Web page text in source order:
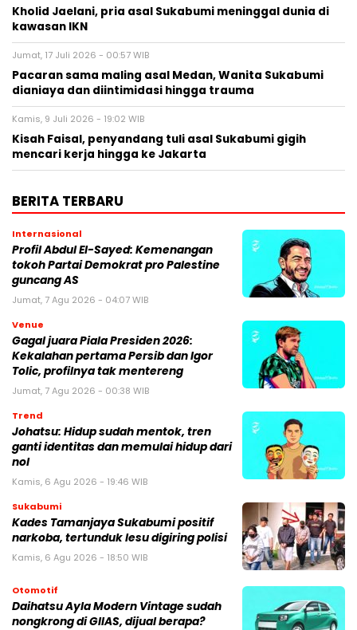
Kholid Jaelani, pria asal Sukabumi meninggal dunia di
kawasan IKN
Jumat, 17 Juli 2026 - 00:57 WIB
Pacaran sama maling asal Medan, Wanita Sukabumi
dianiaya dan diintimidasi hingga trauma
Kamis, 9 Juli 2026 - 19:02 WIB
Kisah Faisal, penyandang tuli asal Sukabumi gigih
mencari kerja hingga ke Jakarta
BERITA TERBARU
Internasional
Profil Abdul El-Sayed: Kemenangan
tokoh Partai Demokrat pro Palestine
guncang AS
Jumat, 7 Agu 2026 - 04:07 WIB
Venue
Gagal juara Piala Presiden 2026:
Kekalahan pertama Persib dan Igor
Tolic, profilnya tak mentereng
Jumat, 7 Agu 2026 - 00:38 WIB
Trend
Johatsu: Hidup sudah mentok, tren
ganti identitas dan memulai hidup dari
nol
Kamis, 6 Agu 2026 - 19:46 WIB
Sukabumi
Kades Tamanjaya Sukabumi positif
narkoba, tertunduk lesu digiring polisi
Kamis, 6 Agu 2026 - 18:50 WIB
Otomotif
Daihatsu Ayla Modern Vintage sudah
nongkrong di GIIAS, dijual berapa?